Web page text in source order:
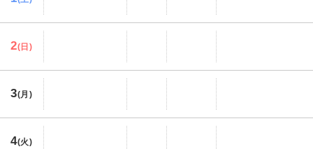
2(日)
3(月)
4(火)